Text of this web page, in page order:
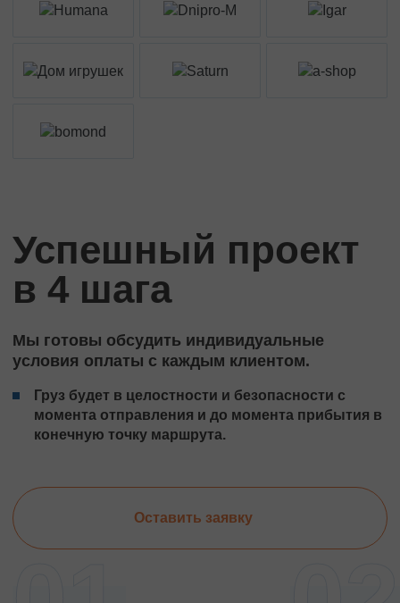
Успешный проект
в 4 шага
Мы готовы обсудить индивидуальные
условия оплаты с каждым клиентом.
Груз будет в целостности и безопасности с
момента отправления и до момента прибытия в
конечную точку маршрута.
Оставить заявку